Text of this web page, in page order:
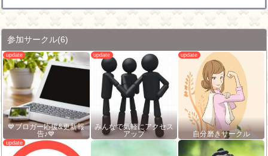
参加サークル(6)
💙ブロガー応援&更新報
告♪💙
みんなで気軽にアクセス
アップ
自分磨きサークル